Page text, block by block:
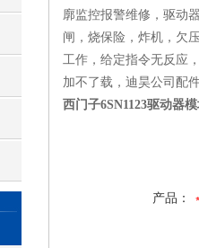
廓监控报警维修，驱动
闸，烧保险，炸机，欠
工作，给定指令无反应
加不了载，迪昊公司配
西门子6SN1123驱动器
产品：